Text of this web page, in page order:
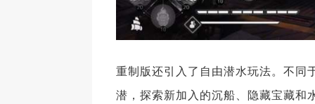
重制版还引入了自由潜水玩法。不同
潜，探索新加入的沉船、隐藏宝藏和